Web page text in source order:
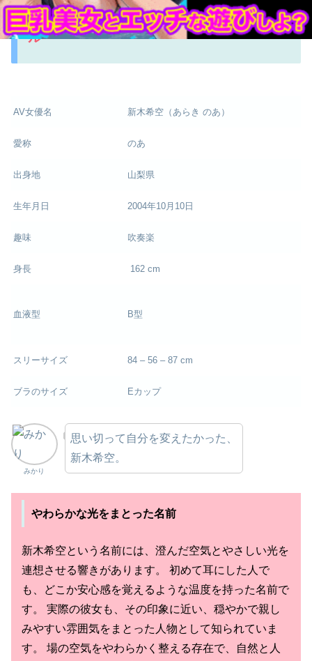
新木希空って誰？新木希空のプロフィー
ル
AV女優名 新木希空（あらき のあ）
愛称 のあ
出身地 山梨県
生年月日 2004年10月10日
趣味 吹奏楽
身長 162 cm
血液型 B型
スリーサイズ 84 – 56 – 87 cm
ブラのサイズ Eカップ
みかり
思い切って自分を変えたかった、
新木希空。
やわらかな光をまとった名前
新木希空という名前には、澄んだ空気とやさしい光を
連想させる響きがあります。 初めて耳にした人で
も、どこか安心感を覚えるような温度を持った名前で
す。 実際の彼女も、その印象に近い、穏やかで親し
みやすい雰囲気をまとった人物として知られていま
す。 場の空気をやわらかく整える存在で、自然と人